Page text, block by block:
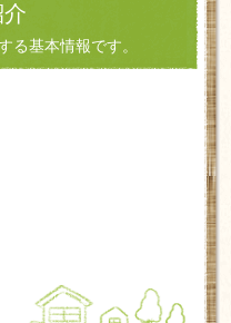
る基本情報です。